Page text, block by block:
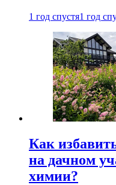
1 год спустя1 год
Как
на дачном
химии?